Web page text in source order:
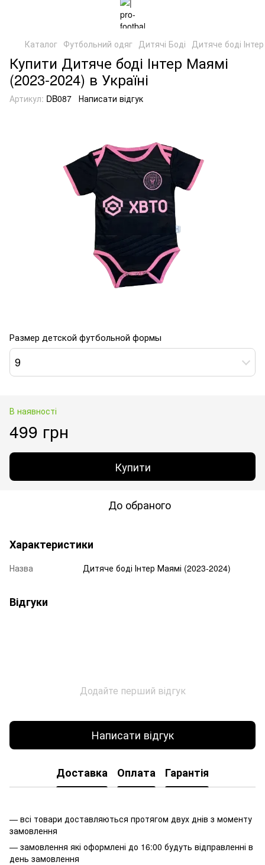
Каталог Футбольний одяг Дитячі Боді Дитяче боді
Купити Дитяче боді Інтер Маямі
(2023-2024) в Україні
Артикул: DB087 Написати відгук
Размер детской футбольной формы
9
В наявності
499 грн
Купити
До обраного
Характеристики
Назва Дитяче боді Інтер Маямі (2023-2024)
Відгуки
Додайте перший відгук
Написати відгук
Доставка Оплата Гарантія
— всі товари доставляються протягом двух днів з моменту
замовлення
— замовлення які оформлені до 16:00 будуть відправленні в
день замовлення